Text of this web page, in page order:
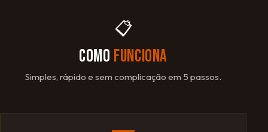
📋
COMO FUNCIONA
Simples, rápido e sem complicação em 5 passos.